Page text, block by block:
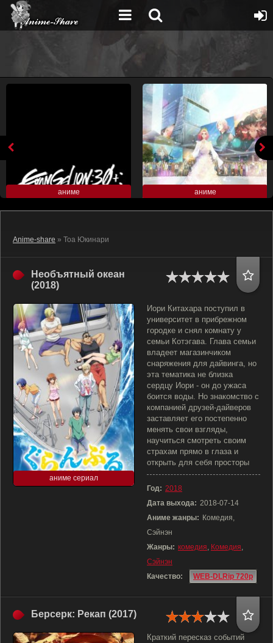
аниме аниме
Anime-share » Тоа Юкинари
Необъятный океан
(2018)
аниме сериал
Иори Китахара поступил в
университет в прибрежном
городке и снял комнату у
семьи Котэгава. Глава семьи
владеет магазинчиком
снаряжения для дайвинга, но
эта тематика не близка
сердцу Иори - он до ужаса
боится воды. Но знакомство с
компанией друзей-дайверов
заставляет его постепенно
менять свои взгляды,
научиться смотреть своим
страхам прямо в глаза и
открыть для себя просторы
Год: 2018
Дата выхода: 2018-07-14
Аниме жанры: Комедия,
Сэйнэн
Жанры: комедия, Комедия,
Сэйнэн
Качество:
WEB-DLRip 720p
Берсерк: Рекап (2017)
Краткий пересказ событий